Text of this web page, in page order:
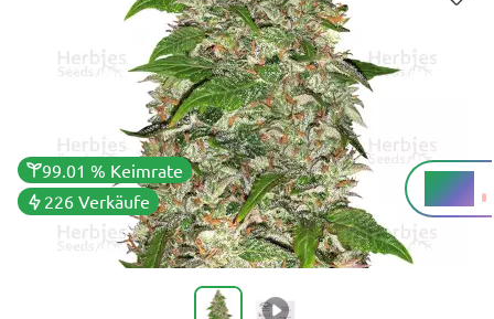
99.01 % Keimrate
226 Verkäufe
0.7 %
THC